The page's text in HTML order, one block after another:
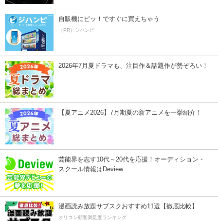
自販機にピッ！ですぐに買えちゃう
（PR）ジハンピ
2026年7月夏ドラマも、注目作＆話題作が勢ぞろい！
【夏アニメ2026】7月期夏の新アニメを一挙紹介！
芸能界を志す10代～20代を応援！オーディション・
スクール情報はDeview
漫画読み放題サブスクおすすめ11選【徹底比較】
オリコン顧客満足度ランキング